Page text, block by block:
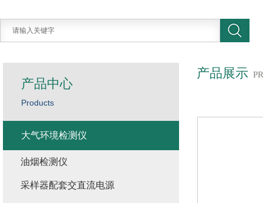
产品展示
产品中心
Products
大气环境检测仪
油烟检测仪
采样器配套交直流电源